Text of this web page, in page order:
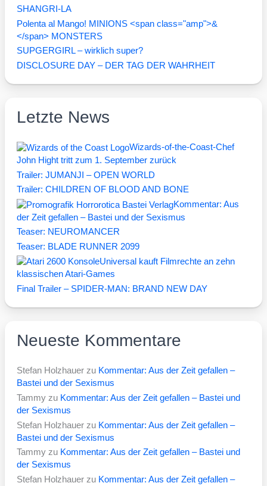
SHANGRI-LA
Polenta al Mango! MINIONS <span class="amp">&
</span> MONSTERS
SUPGERGIRL – wirklich super?
DISCLOSURE DAY – DER TAG DER WAHRHEIT
Letzte News
Wizards-of-the-Coast-Chef
John Hight tritt zum 1. September zurück
Trailer: JUMANJI – OPEN WORLD
Trailer: CHILDREN OF BLOOD AND BONE
Kommentar: Aus
der Zeit gefallen – Bastei und der Sexismus
Teaser: NEUROMANCER
Teaser: BLADE RUNNER 2099
Universal kauft Filmrechte an zehn
klassischen Atari-Games
Final Trailer – SPIDER-MAN: BRAND NEW DAY
Neueste Kommentare
Stefan Holzhauer zu Kommentar: Aus der Zeit gefallen –
Bastei und der Sexismus
Tammy zu Kommentar: Aus der Zeit gefallen – Bastei und
der Sexismus
Stefan Holzhauer zu Kommentar: Aus der Zeit gefallen –
Bastei und der Sexismus
Tammy zu Kommentar: Aus der Zeit gefallen – Bastei und
der Sexismus
Stefan Holzhauer zu Kommentar: Aus der Zeit gefallen –